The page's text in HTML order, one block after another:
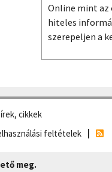
Online mint az
hiteles
szerepeljen a
cikkek
feltételek
meg.